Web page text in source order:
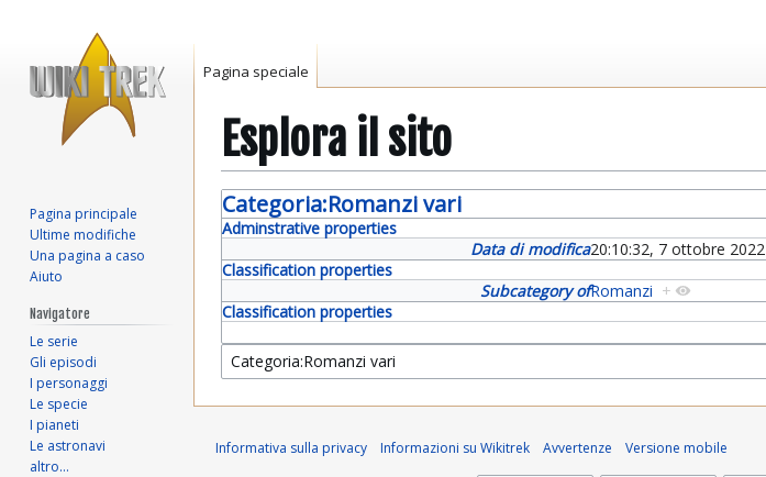
Esplora il sito
Vai
alla
Vai
alla
Categoria:Romanzi vari
Adminstrative properties
Data di modifica20:10:32, 7 ottobre 2022
Classification properties
Subcategory ofRomanzi +
Classification properties
Pagina speciale
Pagina principale
Ultime modifiche
Una pagina a caso
Aiuto
Navigatore
Le serie
Gli episodi
I personaggi
Le specie
I pianeti
Le astronavi
altro…
Informativa sulla privacy Informazioni su Wikitrek Avvertenze Versione mobile